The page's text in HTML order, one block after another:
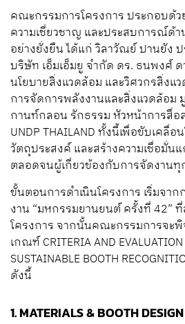
คณะกรรมการโครงการ ประกอบ
ความเชี่ยวชาญ และประสบการณ์ด้
อย่างยั่งยืน ได้แก่ วิลาวัณย์ ปานยัง
บริษัท เอ็มเอ็มยู จำกัด ดร. ธนพงศ์
นโยบายสิ่งแวดล้อม และวิศวกรสิ่งแ
การจัดการพลังงานและสิ่งแวดล้อม
กานท์กลอน รักธรรม หัวหน้าการสื่อ
UNDP THAILAND ทั้งนี้เพื่อขับเคลื่อ
วัตถุประสงค์ และสร้างความเชื่อมั่น
ตลอดจนผู้เกี่ยวข้องกับการจัดงาน
ขั้นตอนการดำเนินโครงการ เริ่มจา
งาน “มหกรรมยานยนต์ ครั้งที่ 42” ที่
โครงการ จากนั้นคณะกรรมการจะ
เกณฑ์ CRITERIA AND EVALUATION
SUSTAINABLE BOOTH
ดังนี้
1. MATERIALS & BOOTH DESIGN